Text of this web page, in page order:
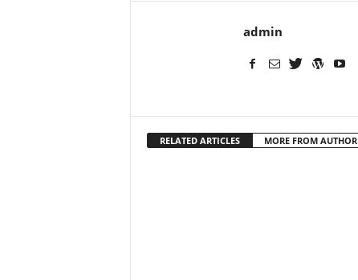
admin
RELATED ARTICLES MORE FROM AUTHOR